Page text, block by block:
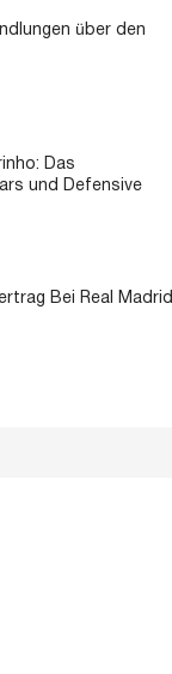
über den
Das
und Defensive
Bei Real Madrid